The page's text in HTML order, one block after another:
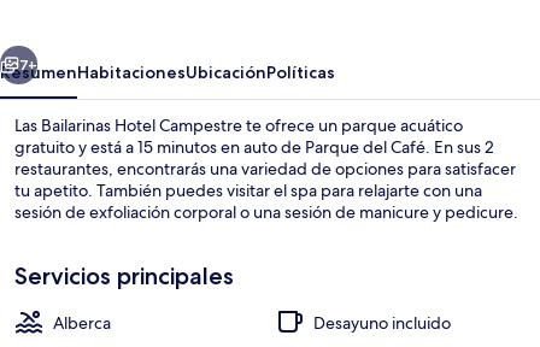
Alberca al aire libre
Siguiente
7+
ResumenHabitacionesUbicaciónPolíticas
Las Bailarinas Hotel Campestre te ofrece un parque acuático
gratuito y está a 15 minutos en auto de Parque del Café. En sus 2
restaurantes, encontrarás una variedad de opciones para satisfacer
tu apetito. También puedes visitar el spa para relajarte con una
sesión de exfoliación corporal o una sesión de manicure y pedicure.
Servicios principales
Alberca
Desayuno incluido